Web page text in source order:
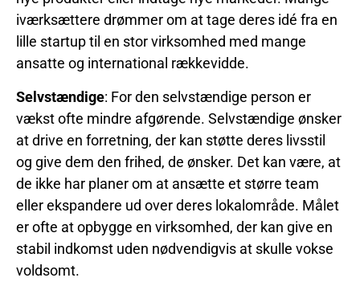
iværksættere drømmer om at tage deres idé fra en
lille startup til en stor virksomhed med mange
ansatte og international rækkevidde.
Selvstændige: For den selvstændige person er
vækst ofte mindre afgørende. Selvstændige ønsker
at drive en forretning, der kan støtte deres livsstil
og give dem den frihed, de ønsker. Det kan være, at
de ikke har planer om at ansætte et større team
eller ekspandere ud over deres lokalområde. Målet
er ofte at opbygge en virksomhed, der kan give en
stabil indkomst uden nødvendigvis at skulle vokse
voldsomt.